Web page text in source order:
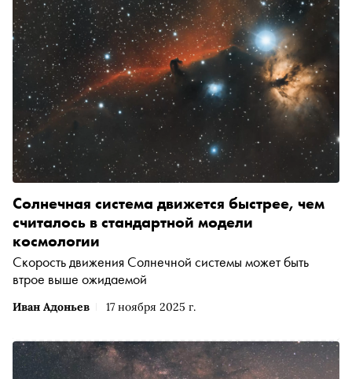
Иван Адоньев 17 ноября 2025 г.
Солнечная система движется быстрее, чем
считалось в стандартной модели
космологии
Скорость движения Солнечной системы может быть
втрое выше ожидаемой